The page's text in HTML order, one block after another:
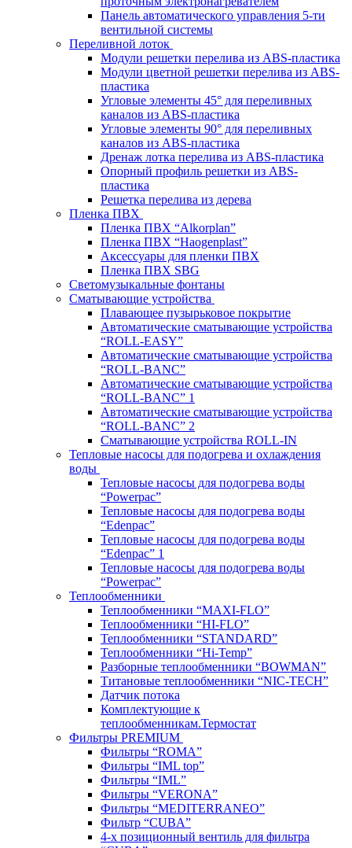
Панель автоматического управления 5-ти
вентильной системы
Переливной лоток
Модули решетки перелива из ABS-пластика
Модули цветной решетки перелива из ABS-
пластика
Угловые элементы 45° для переливных
каналов из ABS-пластика
Угловые элементы 90° для переливных
каналов из ABS-пластика
Дренаж лотка перелива из ABS-пластика
Опорный профиль решетки из ABS-
пластика
Решетка перелива из дерева
Пленка ПВХ
Пленка ПВХ “Alkorplan”
Пленка ПВХ “Haogenplast”
Аксессуары для пленки ПВХ
Пленка ПВХ SBG
Светомузыкальные фонтаны
Сматывающие устройства
Плавающее пузырьковое покрытие
Автоматические сматывающие устройства
“ROLL-EASY”
Автоматические сматывающие устройства
“ROLL-BANC”
Автоматические сматывающие устройства
“ROLL-BANC” 1
Автоматические сматывающие устройства
“ROLL-BANC” 2
Сматывающие устройства ROLL-IN
Тепловые насосы для подогрева и охлаждения
воды
Тепловые насосы для подогрева воды
“Powerpac”
Тепловые насосы для подогрева воды
“Edenpac”
Тепловые насосы для подогрева воды
“Edenpac” 1
Тепловые насосы для подогрева воды
“Powerpac”
Теплообменники
Теплообменники “MAXI-FLO”
Теплообменники “HI-FLO”
Теплообменники “STANDARD”
Теплообменники “Hi-Temp”
Разборные теплообменники “BOWMAN”
Титановые теплообменники “NIC-TECH”
Датчик потока
Комплектующие к
теплообменникам.Термостат
Фильтры PREMIUM
Фильтры “ROMA”
Фильтры “IML top”
Фильтры “IML”
Фильтры “VERONA”
Фильтры “MEDITERRANEO”
Фильтр “CUBA”
4-х позиционный вентиль для фильтра